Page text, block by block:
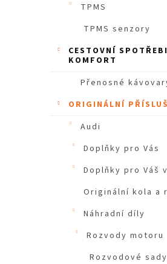
TPMS
TPMS senzory
CESTOVNÍ
KOMFORT
Přenosné
ORIGINÁLNÍ
Audi
Doplňky pro Vás
Doplňky pro Váš
Originální kola a
Náhradní díly
Rozvody motoru
Rozvodové sady